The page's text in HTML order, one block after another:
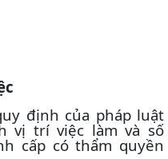
định của pháp luật
vị trí việc làm và số
cấp có thẩm quyền